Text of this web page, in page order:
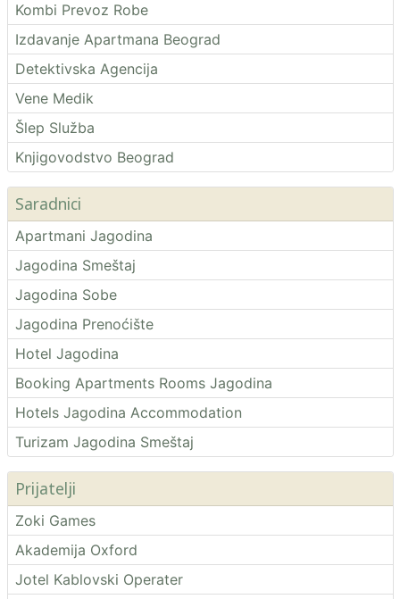
Kombi Prevoz Robe
Izdavanje Apartmana Beograd
Detektivska Agencija
Vene Medik
Šlep Služba
Knjigovodstvo Beograd
Saradnici
Apartmani Jagodina
Jagodina Smeštaj
Jagodina Sobe
Jagodina Prenoćište
Hotel Jagodina
Booking Apartments Rooms Jagodina
Hotels Jagodina Accommodation
Turizam Jagodina Smeštaj
Prijatelji
Zoki Games
Akademija Oxford
Jotel Kablovski Operater